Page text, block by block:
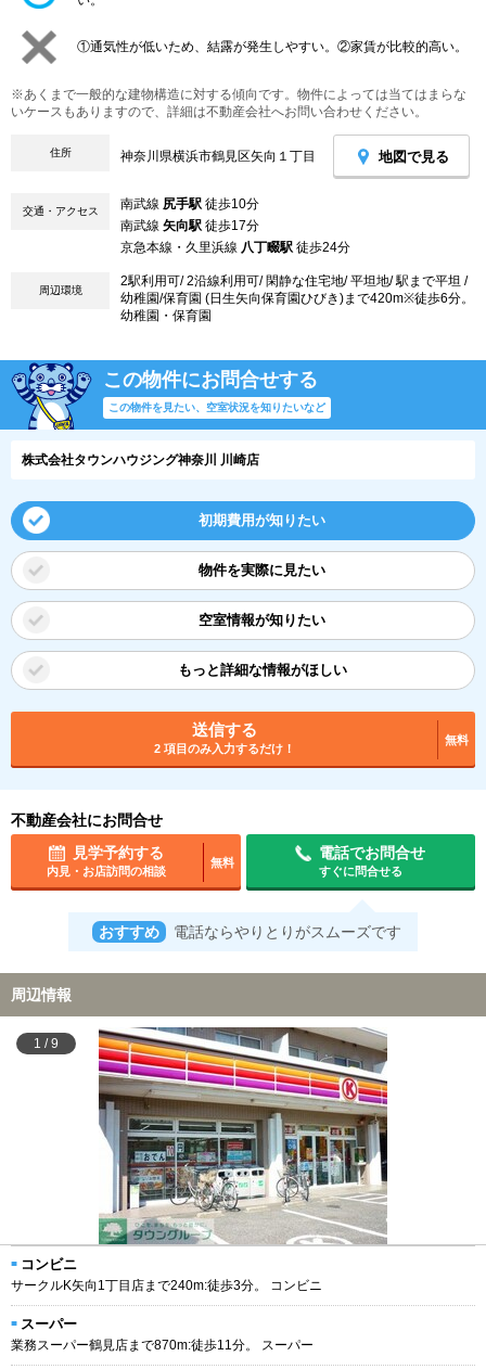
①通気性が低いため、結露が発生しやすい。②家賃が比較的高い。
※あくまで一般的な建物構造に対する傾向です。物件によっては当てはまらな
いケースもありますので、詳細は不動産会社へお問い合わせください。
住所 神奈川県横浜市鶴見区矢向１丁目 地図で見る
交通・アクセス 南武線 尻手駅 徒歩10分
南武線 矢向駅 徒歩17分
京急本線・久里浜線 八丁畷駅 徒歩24分
周辺環境
2駅利用可/ 2沿線利用可/ 閑静な住宅地/ 平坦地/ 駅まで平坦 /
幼稚園/保育園 (日生矢向保育園ひびき)まで420m※徒歩6分。
幼稚園・保育園
この物件にお問合せする
この物件を見たい、空室状況を知りたいなど
株式会社タウンハウジング神奈川 川崎店
初期費用が知りたい
物件を実際に見たい
空室情報が知りたい
もっと詳細な情報がほしい
送信する
2 項目のみ入力するだけ！
無料
不動産会社にお問合せ
見学予約する
内見・お店訪問の相談
無料
電話でお問合せ
すぐに問合せる
おすすめ 電話ならやりとりがスムーズです
周辺情報
1 /9
コンビニ
サークルK矢向1丁目店まで240m:徒歩3分。 コンビニ
スーパー
業務スーパー鶴見店まで870m:徒歩11分。 スーパー